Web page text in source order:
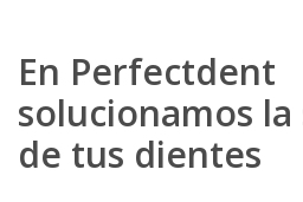
En Perfectdent
solucionamos
de tus dientes